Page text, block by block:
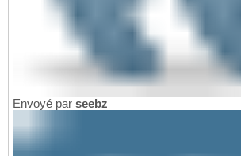
Envoyé par seebz